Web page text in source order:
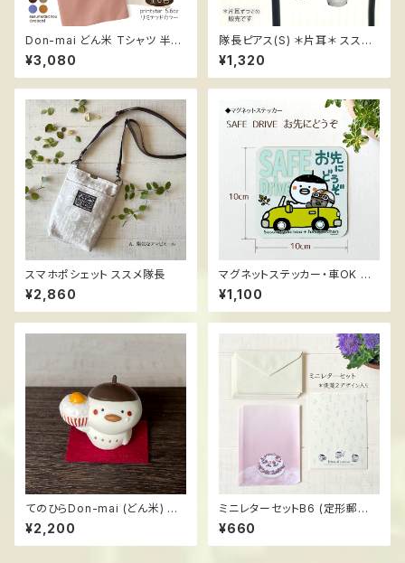
Don-mai どん米 Tシャツ 半袖
ススメ隊長 リミテッドカラー
¥3,080
隊長ピアス(S) ＊片耳＊ ススメ
隊長
¥1,320
スマホポシェット ススメ隊長
¥2,860
マグネットステッカー・車OK ス
スメ隊長 ＊SAFE DREIVE お先
にどうぞ
¥1,100
てのひらDon-mai (どん米) ＊T
KG丼 ハンドメイドフィギュア
ススメ隊長
¥2,200
ミニレターセットB6 (定形郵便
最小サイズ) ススメ隊長
¥660